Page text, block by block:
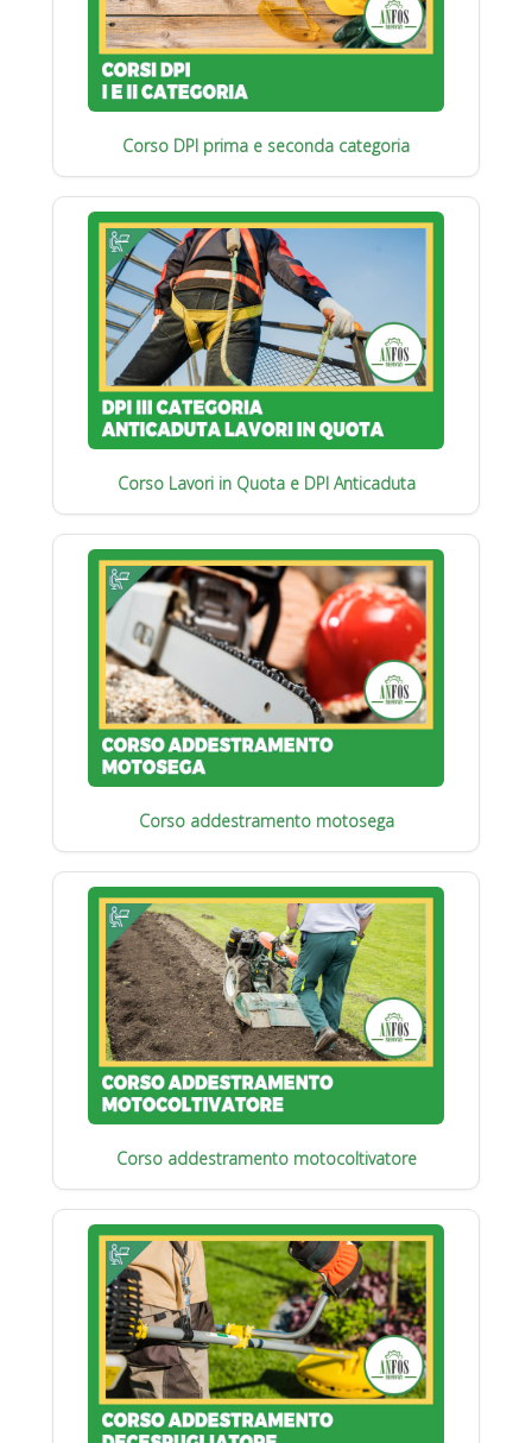
Corso DPI prima e seconda categoria
Corso Lavori in Quota e DPI Anticaduta
Corso addestramento motosega
Corso addestramento motocoltivatore